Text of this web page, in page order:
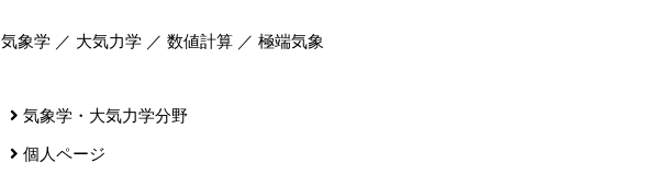
気象学 ／ 大気力学 ／ 数値計算 ／ 極端気象
気象学・大気力学分野
個人ページ